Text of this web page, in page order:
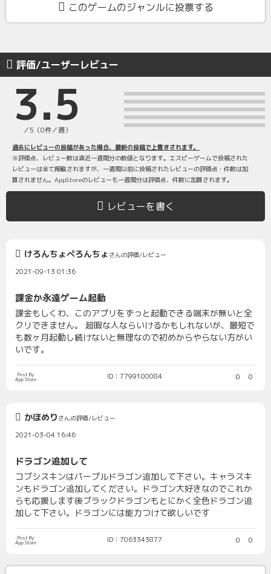
このゲームのジャンルに投票する
評価/ユーザーレビュー
3.5
／5（0件／週）
過去にレビューの投稿があった場合、最新の投稿で上書きされます。
※評価点、レビュー数は直近一週間分の数値となります。エスピーゲームで投稿された
レビューは全て掲載されますが、一週間以前に投稿されたレビューの評価点・件数は加
算されません。AppStoreのレビューも一週間分は評価点、件数に加算されます。
レビューを書く
けろんちょぺろんちょ さんの評価/レビュー
2021-09-13 01:36
課金か永遠ゲーム起動
課金もしくわ、このアプリをずっと起動できる端末が無いと全
クリできません。 超暇な人ならいけるかもしれないが、最短で
も数ヶ月起動し続けないと無理なので初めからやらない方がい
いです。
Post By
App Store ID：7799100084 0 0
かほめり さんの評価/レビュー
2021-03-04 16:46
ドラゴン追加して
コブシスキンはパープルドラゴン追加して下さい。キャラスキ
ンもドラゴン追加してください。ドラゴン大好きなのでこれか
らも応援します後ブラックドラゴンもとにかく全色ドラゴン追
加して下さい。ドラゴンには能力つけて欲しいです
Post By
App Store ID：7063343877 0 0